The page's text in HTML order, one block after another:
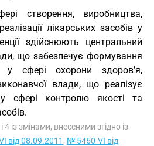
створення, виробництва,
лікарських засобів у
здійснюють центральний
що забезпечує формування
у сфері охорони здоров’я,
влади, що реалізує
сфері контролю якості та
4 із змінами, внесеними згідно із
від 08.09.2011 , № 5460-VI від